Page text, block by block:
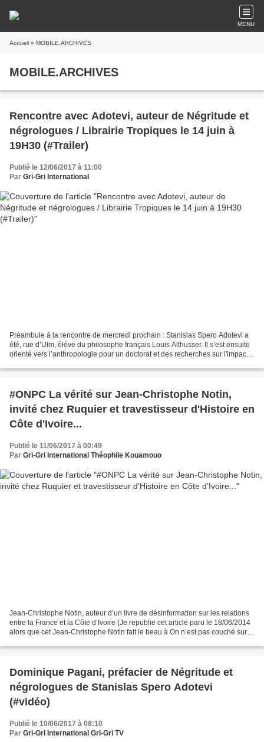
MENU
Accueil » MOBILE.ARCHIVES
MOBILE.ARCHIVES
Rencontre avec Adotevi, auteur de Négritude et
négrologues / Librairie Tropiques le 14 juin à
19H30 (#Trailer)
Publié le 12/06/2017 à 11:00
Par Gri-Gri International
Préambule à la rencontre de mercredi prochain : Stanislas Spero Adotevi a
été, rue d’Ulm, élève du philosophe français Louis Althusser. Il s’est ensuite
orienté vers l’anthropologie pour un doctorat et des recherches sur l'impact
#ONPC La vérité sur Jean-Christophe Notin,
invité chez Ruquier et travestisseur d'Histoire en
Côte d'Ivoire...
Publié le 11/06/2017 à 00:49
Par Gri-Gri International Théophile Kouamouo
Jean-Christophe Notin, auteur d’un livre de désinformation sur les relations
entre la France et la Côte d’Ivoire (Je republie cet article paru le 18/06/2014
alors que cet Jean-Christophe Notin fait le beau à On n’est pas couché sur
Dominique Pagani, préfacier de Négritude et
négrologues de Stanislas Spero Adotevi
(#vidéo)
Publié le 10/06/2017 à 08:10
Par Gri-Gri International Gri-Gri TV